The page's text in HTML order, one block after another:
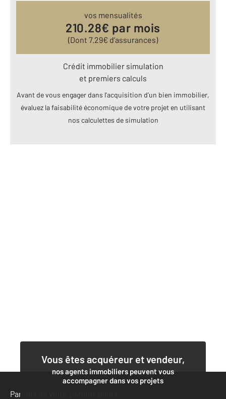
vos mensualités
210.28€ par mois
(Dont 7.29€ d’assurances)
Crédit immobilier simulation
et premiers calculs
Avant de vous engager dans l’acquisition d’un bien immobilier,
évaluez la faisabilité économique de votre projet en utilisant
nos calculettes de simulation
Vous êtes acquéreur et vendeur,
nos agents immobiliers peuvent vous
accompagner dans vos projets
Parlons de vous, parlons biens